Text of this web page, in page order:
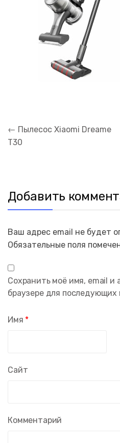
Навигация
по
← Пылесос Xiaomi Dreame
T30
Добавить
Ваш адрес email не будет
Обязательные поля
Комментарий
Имя *
Сайт
Сохранить моё имя, email и
браузере для